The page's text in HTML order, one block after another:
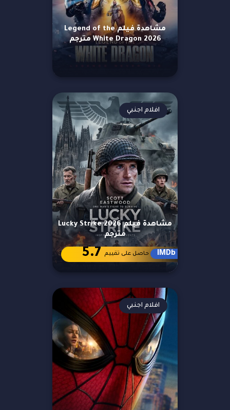
مشاهدة فيلم Legend of the
White Dragon 2026 مترجم
مشاهدة فيلم Lucky Strike 2026
مترجم
افلام اجنبي
IMDb حاصل على تقييم 5.7
افلام اجنبي